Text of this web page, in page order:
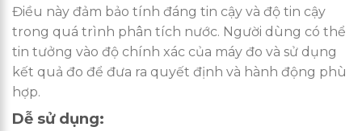
Điều này đảm bảo tính đáng tin cậy và độ tin cậy
trong quá trình phân tích nước. Người dùng có thể
tin tưởng vào độ chính xác của máy đo và sử dụng
kết quả đo để đưa ra quyết định và hành động phù
hợp.
Dễ sử dụng: